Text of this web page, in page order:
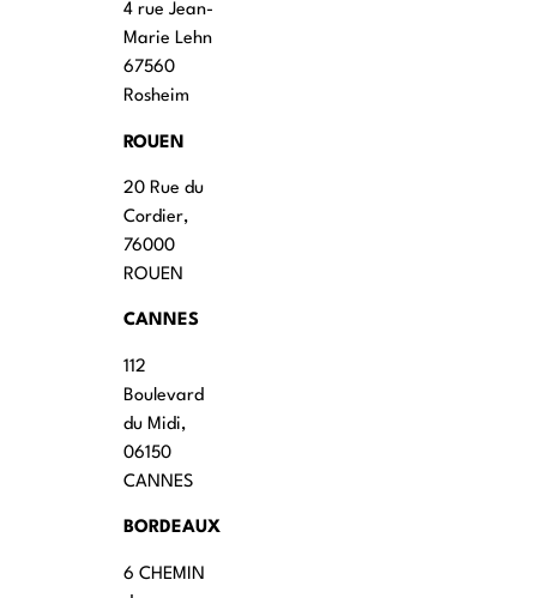
4 rue Jean-
Marie Lehn
67560
Rosheim
ROUEN
20 Rue du
Cordier,
76000
ROUEN
CANNES
112
Boulevard
du Midi,
06150
CANNES
BORDEAUX
6 CHEMIN